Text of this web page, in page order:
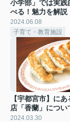
小学部」では実践
べる！魅力を解説
2024.06.08
子育て・教育施設
【宇都宮市】に
店「香蘭」につい
2024.03.30